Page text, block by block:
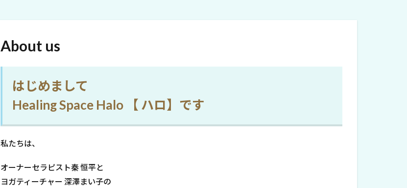
About us
はじめまして
Healing Space Halo 【 ハロ】です
私たちは、
オーナーセラピスト秦 恒平と
ヨガティーチャー 深澤まい子の